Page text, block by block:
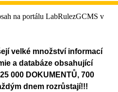
na portálu LabRulezGCMS v
velké množství informací
a databáze obsahující
000 DOKUMENTŮ, 700
dnem rozrůstají!!!